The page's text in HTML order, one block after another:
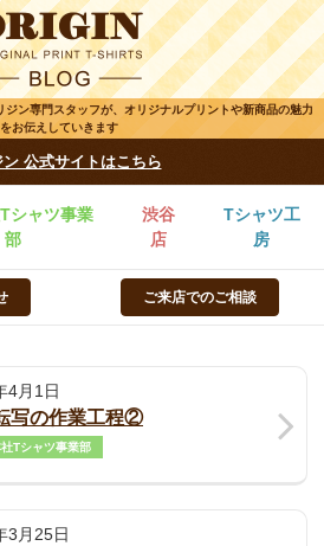
ン専門スタッフが、オリジナルプリントや新商品の魅力
をお伝えしていきます
公式サイトはこちら
シャツ事業
部
渋谷
店
Tシャツ工
房
ご来店でのご相談
4月1日
写の作業工程②
Tシャツ事業部
3月25日